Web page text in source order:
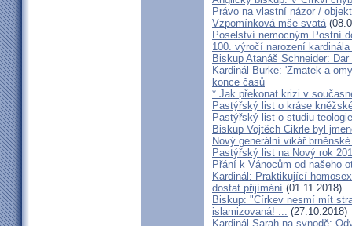
Právo na vlastní názor /
Vzpomínková mše svatá
Poselství nemocným Postní
100. výročí narození
Biskup Atanáš Schneider:
Kardinál Burke: 'Zmatek a
konce časů
* Jak překonat krizi v
Pastýřský list o kráse
Pastýřský list o studiu teologie
Biskup Vojtěch Cikrle byl
Nový generální vikář
Pastýřský list na Nový rok
Přání k Vánocům od našeho
Kardinál: Praktikující
dostat přijímání (01.11.2018)
Biskup: "Církev nesmí mít
islamizovaná! ... (27.10.2018)
Kardinál Sarah na synodě: